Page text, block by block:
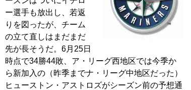
ー選手も放出し、若返
りを図ったが、チーム
の立て直しはまだまだ
先が長そうだ。6月25日
時点で34勝44敗、ア・リーグ西地区では今季か
ら新加入の（昨季までナ・リーグ中地区だった）
ヒューストン・アストロズがシーズン前の予想通